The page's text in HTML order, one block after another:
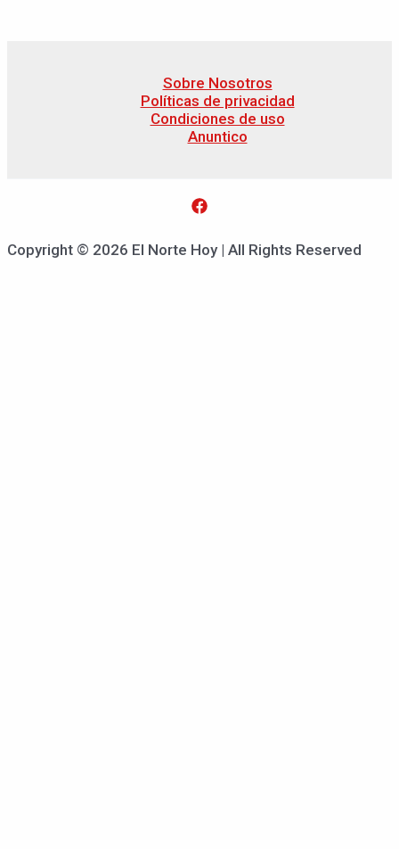
Sobre Nosotros
Políticas de privacidad
Condiciones de uso
Anuntico
Copyright © 2026 El Norte Hoy | All Rights Reserved